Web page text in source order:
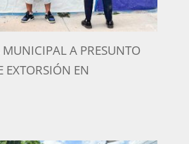
A PRESUNTO
EXTORSIÓN EN